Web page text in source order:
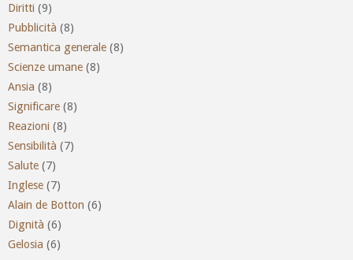
Diritti (9)
Pubblicità (8)
Semantica generale (8)
Scienze umane (8)
Ansia (8)
Significare (8)
Reazioni (8)
Sensibilità (7)
Salute (7)
Inglese (7)
Alain de Botton (6)
Dignità (6)
Gelosia (6)